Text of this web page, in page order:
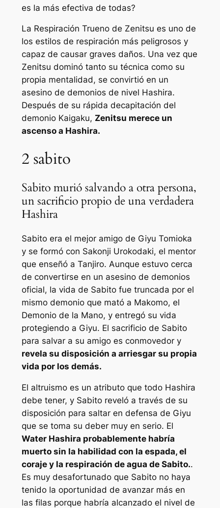
es la más efectiva de todas?
La Respiración Trueno de Zenitsu es uno de
los estilos de respiración más peligrosos y
capaz de causar graves daños. Una vez que
Zenitsu dominó tanto su técnica como su
propia mentalidad, se convirtió en un
asesino de demonios de nivel Hashira.
Después de su rápida decapitación del
demonio Kaigaku, Zenitsu merece un
ascenso a Hashira.
2 sabito
Sabito murió salvando a otra persona,
un sacrificio propio de una verdadera
Hashira
Sabito era el mejor amigo de Giyu Tomioka
y se formó con Sakonji Urokodaki, el mentor
que enseñó a Tanjiro. Aunque estuvo cerca
de convertirse en un asesino de demonios
oficial, la vida de Sabito fue truncada por el
mismo demonio que mató a Makomo, el
Demonio de la Mano, y entregó su vida
protegiendo a Giyu. El sacrificio de Sabito
para salvar a su amigo es conmovedor y
revela su disposición a arriesgar su propia
vida por los demás.
El altruismo es un atributo que todo Hashira
debe tener, y Sabito reveló a través de su
disposición para saltar en defensa de Giyu
que se toma su deber muy en serio. El
Water Hashira probablemente habría
muerto sin la habilidad con la espada, el
coraje y la respiración de agua de Sabito..
Es muy desafortunado que Sabito no haya
tenido la oportunidad de avanzar más en
las filas porque habría alcanzado el nivel de